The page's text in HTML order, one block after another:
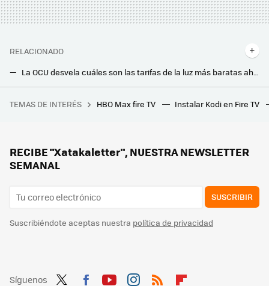
RELACIONADO
La OCU desvela cuáles son las tarifas de la luz más baratas ahora mismo: estas son las más interesantes
Hasta 150 euros de ahorro según la OCU: así es la tarifa de luz y gas elegida en su VIII Compra Colectiva de Energía
Este edificio cambió el mundo e inspiró Separación: aquí nació la tecnología que usas a diario
TEMAS DE INTERÉS HBO Max fire TV Instalar Kodi en Fire TV
RECIBE "Xatakaletter", NUESTRA NEWSLETTER
SEMANAL
SUSCRIBIR
Suscribiéndote aceptas nuestra política de privacidad
Síguenos